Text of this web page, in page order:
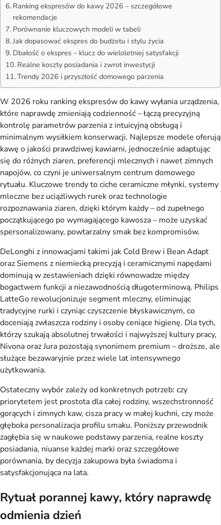
Ranking ekspresów do kawy 2026 – szczegółowe
rekomendacje
Porównanie kluczowych modeli w tabeli
Jak dopasować ekspres do budżetu i stylu życia
Dbałość o ekspres – klucz do wieloletniej satysfakcji
Realne koszty posiadania i zwrot inwestycji
Trendy 2026 i przyszłość domowego parzenia
W 2026 roku ranking ekspresów do kawy wyłania urządzenia,
które naprawdę zmieniają codzienność – łączą precyzyjną
kontrolę parametrów parzenia z intuicyjną obsługą i
minimalnym wysiłkiem konserwacji. Najlepsze modele oferują
kawę o jakości prawdziwej kawiarni, jednocześnie adaptując
się do różnych ziaren, preferencji mlecznych i nawet zimnych
napojów, co czyni je uniwersalnym centrum domowego
rytuału. Kluczowe trendy to ciche ceramiczne młynki, systemy
mleczne bez uciążliwych rurek oraz technologie
rozpoznawania ziaren, dzięki którym każdy – od zupełnego
początkującego po wymagającego kawosza – może uzyskać
spersonalizowany, powtarzalny smak bez kompromisów.
DeLonghi z innowacjami takimi jak Cold Brew i Bean Adapt
oraz Siemens z niemiecką precyzją i ceramicznymi napędami
dominują w zestawieniach dzięki równowadze między
bogactwem funkcji a niezawodnością długoterminową. Philips
LatteGo rewolucjonizuje segment mleczny, eliminując
tradycyjne rurki i czyniąc czyszczenie błyskawicznym, co
doceniają zwłaszcza rodziny i osoby ceniące higienę. Dla tych,
którzy szukają absolutnej trwałości i najwyższej kultury pracy,
Nivona oraz Jura pozostają synonimem premium – droższe, ale
służące bezawaryjnie przez wiele lat intensywnego
użytkowania.
Ostateczny wybór zależy od konkretnych potrzeb: czy
priorytetem jest prostota dla całej rodziny, wszechstronność
gorących i zimnych kaw, cisza pracy w małej kuchni, czy może
głęboka personalizacja profilu smaku. Poniższy przewodnik
zagłębia się w naukowe podstawy parzenia, realne koszty
posiadania, niuanse każdej marki oraz szczegółowe
porównania, by decyzja zakupowa była świadoma i
satysfakcjonująca na lata.
Rytuał porannej kawy, który naprawdę
odmienia dzień